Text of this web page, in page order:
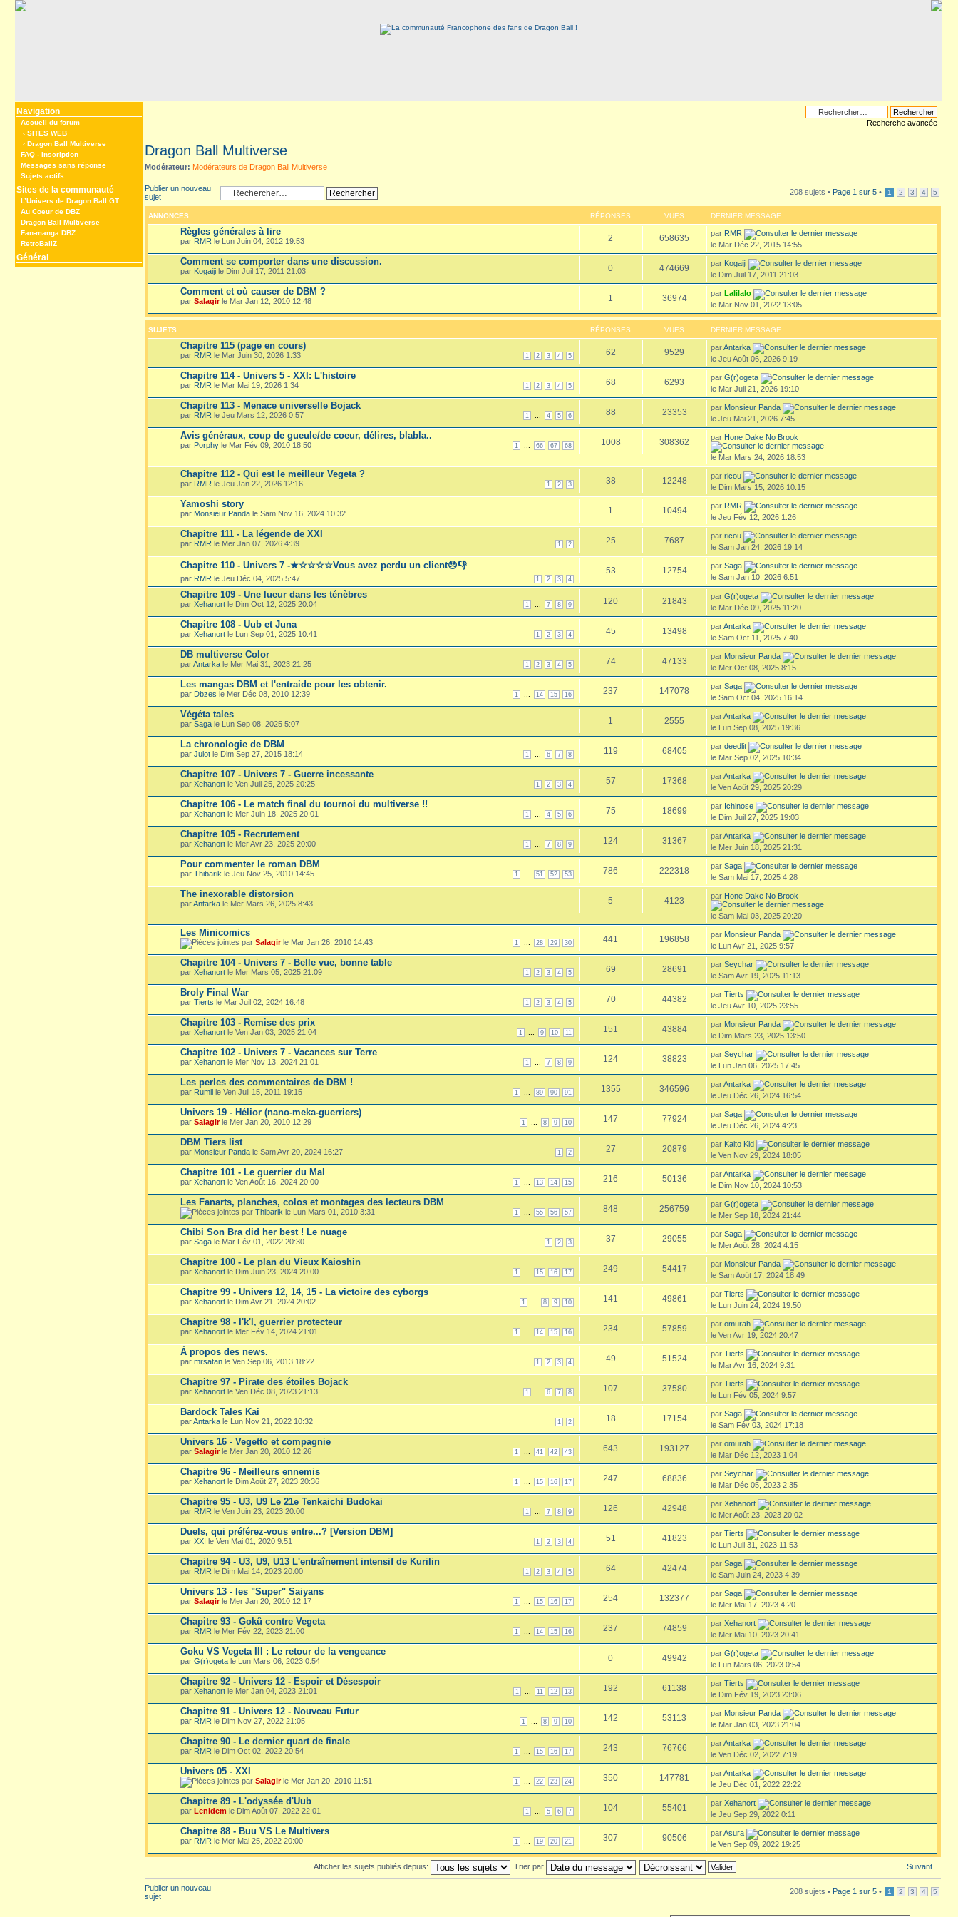
Navigation
Accueil du forum
‹ SITES WEB
‹ Dragon Ball Multiverse
FAQ - Inscription
Messages sans réponse
Sujets actifs
Sites de la communauté
L’Univers de Dragon Ball GT
Au Coeur de DBZ
Dragon Ball Multiverse
Fan-manga DBZ
RetroBallZ
Général
Recherche avancée
Dragon Ball Multiverse
Modérateur: Modérateurs de Dragon Ball Multiverse
Publier un nouveau
sujet
208 sujets • Page 1 sur 5 • 1 2 3 4 5
ANNONCES RÉPONSES VUES DERNIER MESSAGE
Règles générales à lire
par RMR le Lun Juin 04, 2012 19:53 2 658635 par RMR
le Mar Déc 22, 2015 14:55
Comment se comporter dans une discussion.
par Kogaiji le Dim Juil 17, 2011 21:03 0 474669 par Kogaiji
le Dim Juil 17, 2011 21:03
Comment et où causer de DBM ?
par Salagirle Mar Jan 12, 2010 12:48 1 36974 par Lalilalo
le Mar Nov 01, 2022 13:05
SUJETS RÉPONSES VUES DERNIER MESSAGE
Chapitre 115 (page en cours)
1 2 3 4 5
par RMR le Mar Juin 30, 2026 1:33 62 9529 parAntarka
le Jeu Août 06, 2026 9:19
Chapitre 114 - Univers 5 - XXI: L'histoire
1 2 3 4 5
par RMR le Mar Mai 19, 2026 1:34 68 6293 par G(r)ogeta
le Mar Juil 21, 2026 19:10
Chapitre 113 - Menace universelle Bojack
1 4 5 6
par RMR le Jeu Mars 12, 2026 0:57 88 23353 par Monsieur Panda
le Jeu Mai 21, 2026 7:45
Avis généraux, coup de gueule/de coeur, délires, blabla..
1 66 67 68
par Porphy le Mar Fév 09, 2010 18:50 1008 308362 par Hone Dake No Brook
le Mar Mars 24, 2026 18:53
Chapitre 112 - Qui est le meilleur Vegeta ?
1 2 3
par RMR le Jeu Jan 22, 2026 12:16 38 12248 par ricou
le Dim Mars 15, 2026 10:15
Yamoshi story
par Monsieur Panda le Sam Nov 16, 2024 10:32 1 10494 par RMR
le Jeu Fév 12, 2026 1:26
Chapitre 111 - La légende de XXI
1 2
par RMR le Mer Jan 07, 2026 4:39 25 7687 par ricou
le Sam Jan 24, 2026 19:14
Chapitre 110 - Univers 7 -★☆☆☆☆Vous avez perdu un client😠👎
1 2 3 4
par RMR le Jeu Déc 04, 2025 5:47
53 12754 par Saga
le Sam Jan 10, 2026 6:51
Chapitre 109 - Une lueur dans les ténèbres
1 7 8 9
par Xehanort le Dim Oct 12, 2025 20:04 120 21843 par G(r)ogeta
le Mar Déc 09, 2025 11:20
Chapitre 108 - Uub et Juna
1 2 3 4
par Xehanort le Lun Sep 01, 2025 10:41 45 13498 parAntarka
le Sam Oct 11, 2025 7:40
DB multiverse Color
1 2 3 4 5
parAntarka le Mer Mai 31, 2023 21:25 74 47133 par Monsieur Panda
le Mer Oct 08, 2025 8:15
Les mangas DBM et l'entraide pour les obtenir.
1 14 15 16
par Dbzes le Mer Déc 08, 2010 12:39 237 147078 par Saga
le Sam Oct 04, 2025 16:14
Végéta tales
par Saga le Lun Sep 08, 2025 5:07 1 2555 parAntarka
le Lun Sep 08, 2025 19:36
La chronologie de DBM
1 6 7 8
par Julot le Dim Sep 27, 2015 18:14 119 68405 par deedlit
le Mar Sep 02, 2025 10:34
Chapitre 107 - Univers 7 - Guerre incessante
1 2 3 4
par Xehanort le Ven Juil 25, 2025 20:25 57 17368 parAntarka
le Ven Août 29, 2025 20:29
Chapitre 106 - Le match final du tournoi du multiverse !!
1 4 5 6
par Xehanort le Mer Juin 18, 2025 20:01 75 18699 par Ichinose
le Dim Juil 27, 2025 19:03
Chapitre 105 - Recrutement
1 7 8 9
par Xehanort le Mer Avr 23, 2025 20:00 124 31367 parAntarka
le Mer Juin 18, 2025 21:31
Pour commenter le roman DBM
1 51 52 53
par Thibarik le Jeu Nov 25, 2010 14:45 786 222318 par Saga
le Sam Mai 17, 2025 4:28
The inexorable distorsion
parAntarka le Mer Mars 26, 2025 8:43 5 4123 par Hone Dake No Brook
le Sam Mai 03, 2025 20:20
Les Minicomics
1 28 29 30
par Salagirle Mar Jan 26, 2010 14:43 441 196858 par Monsieur Panda
le Lun Avr 21, 2025 9:57
Chapitre 104 - Univers 7 - Belle vue, bonne table
1 2 3 4 5
par Xehanort le Mer Mars 05, 2025 21:09 69 28691 par Seychar
le Sam Avr 19, 2025 11:13
Broly Final War
1 2 3 4 5
par Tierts le Mar Juil 02, 2024 16:48 70 44382 par Tierts
le Jeu Avr 10, 2025 23:55
Chapitre 103 - Remise des prix
1 9 10 11
par Xehanort le Ven Jan 03, 2025 21:04 151 43884 par Monsieur Panda
le Dim Mars 23, 2025 13:50
Chapitre 102 - Univers 7 - Vacances sur Terre
1 7 8 9
par Xehanort le Mer Nov 13, 2024 21:01 124 38823 par Seychar
le Lun Jan 06, 2025 17:45
Les perles des commentaires de DBM !
1 89 90 91
par Rumil le Ven Juil 15, 2011 19:15 1355 346596 parAntarka
le Jeu Déc 26, 2024 16:54
Univers 19 - Hélior (nano-meka-guerriers)
1 8 9 10
par Salagirle Mer Jan 20, 2010 12:29 147 77924 par Saga
le Jeu Déc 26, 2024 4:23
DBM Tiers list
1 2
par Monsieur Panda le Sam Avr 20, 2024 16:27 27 20879 par Kaito Kid
le Ven Nov 29, 2024 18:05
Chapitre 101 - Le guerrier du Mal
1 13 14 15
par Xehanort le Ven Août 16, 2024 20:00 216 50136 parAntarka
le Dim Nov 10, 2024 10:53
Les Fanarts, planches, colos et montages des lecteurs DBM
1 55 56 57
par Thibarik le Lun Mars 01, 2010 3:31 848 256759 par G(r)ogeta
le Mer Sep 18, 2024 21:44
Chibi Son Bra did her best ! Le nuage
1 2 3
par Saga le Mar Fév 01, 2022 20:30 37 29055 par Saga
le Mer Août 28, 2024 4:15
Chapitre 100 - Le plan du Vieux Kaioshin
1 15 16 17
par Xehanort le Dim Juin 23, 2024 20:00 249 54417 par Monsieur Panda
le Sam Août 17, 2024 18:49
Chapitre 99 - Univers 12, 14, 15 - La victoire des cyborgs
1 8 9 10
par Xehanort le Dim Avr 21, 2024 20:02 141 49861 par Tierts
le Lun Juin 24, 2024 19:50
Chapitre 98 - I'k'l, guerrier protecteur
1 14 15 16
par Xehanort le Mer Fév 14, 2024 21:01 234 57859 par omurah
le Ven Avr 19, 2024 20:47
À propos des news.
1 2 3 4
par mrsatan le Ven Sep 06, 2013 18:22 49 51524 par Tierts
le Mar Avr 16, 2024 9:31
Chapitre 97 - Pirate des étoiles Bojack
1 6 7 8
par Xehanort le Ven Déc 08, 2023 21:13 107 37580 par Tierts
le Lun Fév 05, 2024 9:57
Bardock Tales Kai
1 2
parAntarka le Lun Nov 21, 2022 10:32 18 17154 par Saga
le Sam Fév 03, 2024 17:18
Univers 16 - Vegetto et compagnie
1 41 42 43
par Salagirle Mer Jan 20, 2010 12:26 643 193127 par omurah
le Mar Déc 12, 2023 1:04
Chapitre 96 - Meilleurs ennemis
1 15 16 17
par Xehanort le Dim Août 27, 2023 20:36 247 68836 par Seychar
le Mar Déc 05, 2023 2:35
Chapitre 95 - U3, U9 Le 21e Tenkaichi Budokai
1 7 8 9
par RMR le Ven Juin 23, 2023 20:00 126 42948 par Xehanort
le Mer Août 23, 2023 20:02
Duels, qui préférez-vous entre...? [Version DBM]
1 2 3 4
par XXI le Ven Mai 01, 2020 9:51 51 41823 par Tierts
le Lun Juil 31, 2023 11:53
Chapitre 94 - U3, U9, U13 L'entraînement intensif de Kurilin
1 2 3 4 5
par RMR le Dim Mai 14, 2023 20:00 64 42474 par Saga
le Sam Juin 24, 2023 4:39
Univers 13 - les "Super" Saiyans
1 15 16 17
par Salagirle Mer Jan 20, 2010 12:17 254 132377 par Saga
le Mer Mai 17, 2023 4:20
Chapitre 93 - Gokû contre Vegeta
1 14 15 16
par RMR le Mer Fév 22, 2023 21:00 237 74859 par Xehanort
le Mer Mai 10, 2023 20:41
Goku VS Vegeta III : Le retour de la vengeance
par G(r)ogeta le Lun Mars 06, 2023 0:54 0 49942 par G(r)ogeta
le Lun Mars 06, 2023 0:54
Chapitre 92 - Univers 12 - Espoir et Désespoir
1 11 12 13
par Xehanort le Mer Jan 04, 2023 21:01 192 61138 par Tierts
le Dim Fév 19, 2023 23:06
Chapitre 91 - Univers 12 - Nouveau Futur
1 8 9 10
par RMR le Dim Nov 27, 2022 21:05 142 53113 par Monsieur Panda
le Mar Jan 03, 2023 21:04
Chapitre 90 - Le dernier quart de finale
1 15 16 17
par RMR le Dim Oct 02, 2022 20:54 243 76766 parAntarka
le Ven Déc 02, 2022 7:19
Univers 05 - XXI
1 22 23 24
par Salagirle Mer Jan 20, 2010 11:51 350 147781 parAntarka
le Jeu Déc 01, 2022 22:22
Chapitre 89 - L'odyssée d'Uub
1 5 6 7
par Lenidem le Dim Août 07, 2022 22:01 104 55401 par Xehanort
le Jeu Sep 29, 2022 0:11
Chapitre 88 - Buu VS Le Multivers
1 19 20 21
par RMR le Mer Mai 25, 2022 20:00 307 90506 parAsura
le Ven Sep 09, 2022 19:25
Suivant
Afficher les sujets publiés depuis: Trier par
Publier un nouveau
sujet
208 sujets • Page 1 sur 5 • 1 2 3 4 5